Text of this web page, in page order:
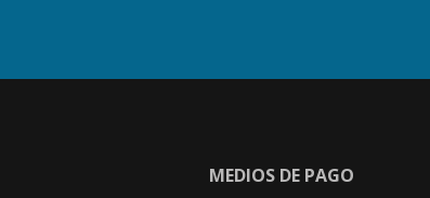
MEDIOS DE PAGO